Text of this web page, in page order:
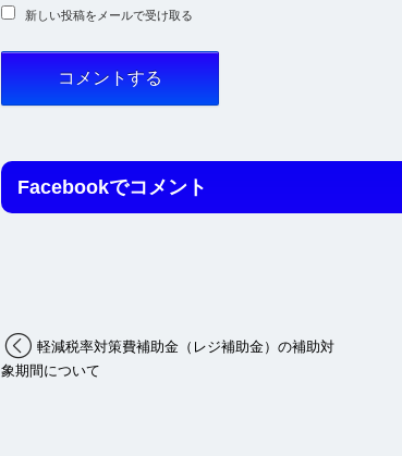
新しい投稿をメールで受け取る
Facebookでコメント
軽減税率対策費補助金（レジ補助金）の補助対
象期間について